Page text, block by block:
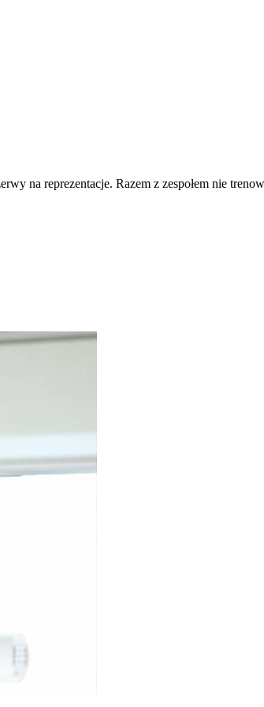
na reprezentacje. Razem z zespołem nie